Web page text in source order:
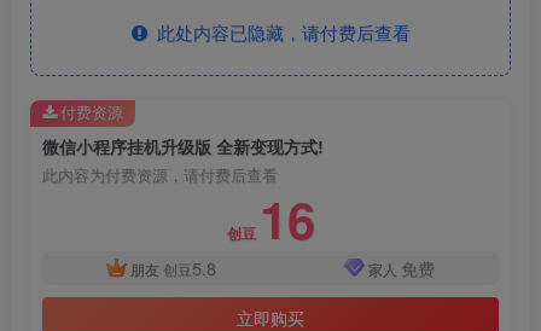
此处内容已隐藏，请付费后查看
微信小程序挂机升级版 全新变现方式!
此内容为付费资源，请付费后查看
创豆 16
朋友 创豆 5.8 家人 免费
立即购买
付费资源